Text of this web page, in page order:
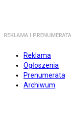
REKLAMA I PRENUMERATA
Reklama
Ogłoszenia
Prenumerata
Archiwum